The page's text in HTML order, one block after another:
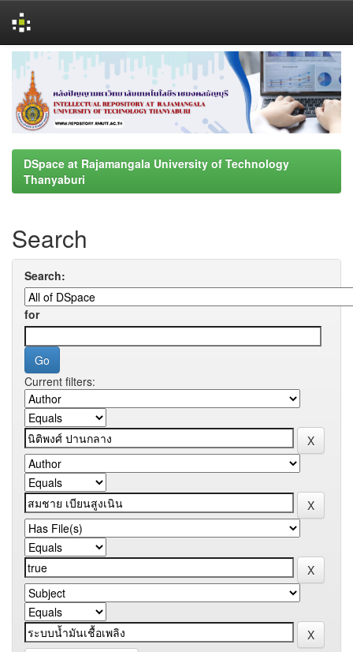
navigation
DSpace at Rajamangala University of Technology
Thanyaburi
Search
Search:
for
Current filters: